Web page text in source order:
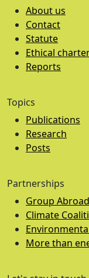
About us
Contact
Statute
Ethical
Reports
Topics
Publications
Research
Posts
Partnerships
Group Abroad
Climate
More than